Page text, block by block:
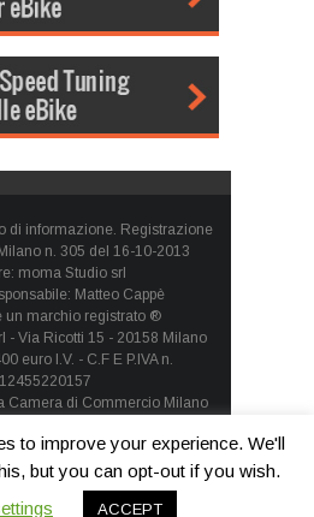
di informazione. Registrazione
n. 305 del 16-10-2013
moma Studio srl
Matteo Cappè
un marchio registrato ®
- Via Ricotti 15 - 20158 Milano
euro I.V. - C.F E P.IVA n.
12455220157
Camera di Commercio Milano
socio unico
-Cookie Policy
Contatti
to improve your experience. We'll
but you can opt-out if you wish.
ACCEPT